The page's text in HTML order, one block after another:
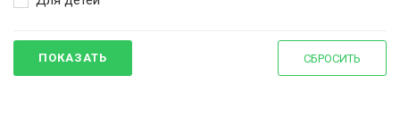
ПОКАЗАТЬ СБРОСИТЬ